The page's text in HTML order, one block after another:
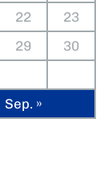
22
23
29
30
Sep. »